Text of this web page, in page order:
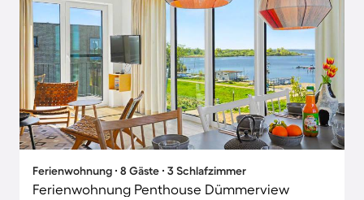
Ferienwohnung ∙ 8 Gäste ∙ 3 Schlafzimmer
Ferienwohnung Penthouse Dümmerview